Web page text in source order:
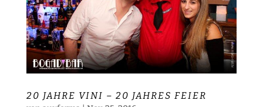
20 JAHRE VINI – 20 JAHRES FEIER